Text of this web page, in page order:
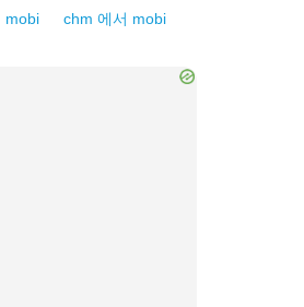
mobi chm 에서 mobi